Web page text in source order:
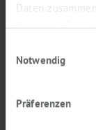
Daten
Notwendig
Präferenzen
L'articolo